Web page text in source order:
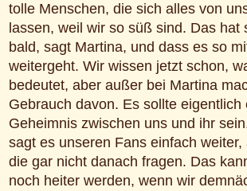
tolle Menschen, die sich alles von
lassen, weil wir so süß sind. Das hat
bald, sagt Martina, und dass es so
weitergeht. Wir wissen jetzt schon,
bedeutet, aber außer bei Martina
Gebrauch davon. Es sollte eigentlich
Geheimnis zwischen uns und ihr
sagt es unseren Fans einfach weiter,
die gar nicht danach fragen. Das
noch heiter werden, wenn wir